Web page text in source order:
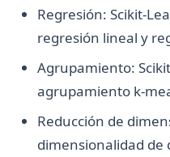
Regresión: Scikit-
regresión lineal y
Agrupamiento:
agrupamiento k-
Reducción de
dimensionalidad de